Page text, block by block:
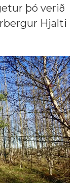
þó verið
Hjalti